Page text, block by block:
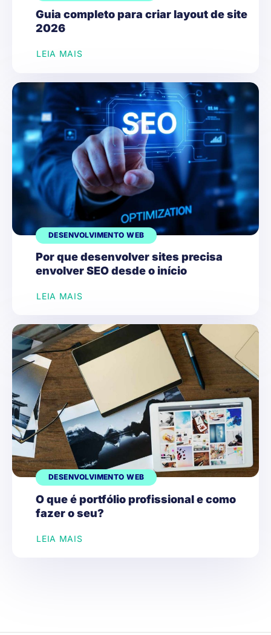
Guia completo para criar layout de site
2026
LEIA MAIS
DESENVOLVIMENTO WEB
Por que desenvolver sites precisa
envolver SEO desde o início
LEIA MAIS
DESENVOLVIMENTO WEB
O que é portfólio profissional e como
fazer o seu?
LEIA MAIS